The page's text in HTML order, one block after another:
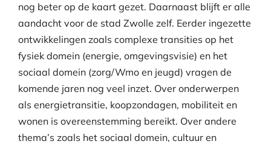
nog beter op de kaart gezet. Daarnaast blijft er alle
aandacht voor de stad Zwolle zelf. Eerder ingezette
ontwikkelingen zoals complexe transities op het
fysiek domein (energie, omgevingsvisie) en het
sociaal domein (zorg/Wmo en jeugd) vragen de
komende jaren nog veel inzet. Over onderwerpen
als energietransitie, koopzondagen, mobiliteit en
wonen is overeenstemming bereikt. Over andere
thema’s zoals het sociaal domein, cultuur en